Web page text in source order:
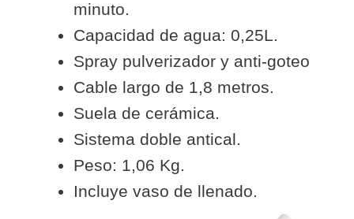
minuto.
Capacidad de agua: 0,25L.
Spray pulverizador y anti-goteo
Cable largo de 1,8 metros.
Suela de cerámica.
Sistema doble antical.
Peso: 1,06 Kg.
Incluye vaso de llenado.